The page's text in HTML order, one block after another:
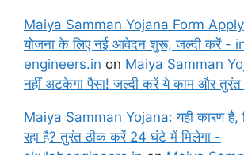
Maiya Samman Yojana Form Apply:
योजना के लिए नई आवेदन शुरू, जल्दी करें -
engineers.in on Maiya Samman
नहीं अटकेगा पैसा! जल्दी करें ये काम और तुरंत
Maiya Samman Yojana: यही कारण है,
रहा है? तुरंत ठीक करें 24 घंटे में मिलेगा -